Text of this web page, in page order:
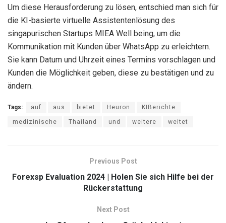
Um diese Herausforderung zu lösen, entschied man sich für
die KI-basierte virtuelle Assistentenlösung des
singapurischen Startups MIEA Well being, um die
Kommunikation mit Kunden über WhatsApp zu erleichtern.
Sie kann Datum und Uhrzeit eines Termins vorschlagen und
Kunden die Möglichkeit geben, diese zu bestätigen und zu
ändern.
Tags: auf aus bietet Heuron KIBerichte
medizinische Thailand und weitere weitet
Previous Post
Forexsp Evaluation 2024 | Holen Sie sich Hilfe bei der
Rückerstattung
Next Post